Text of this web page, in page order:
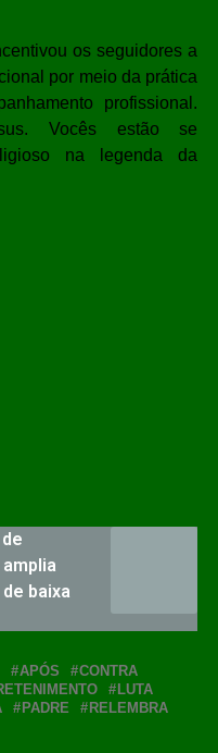
os seguidores a
por meio da prática
profissional.
Vocês estão se
na legenda da
baixa
APÓS
CONTRA
LUTA
PADRE
RELEMBRA